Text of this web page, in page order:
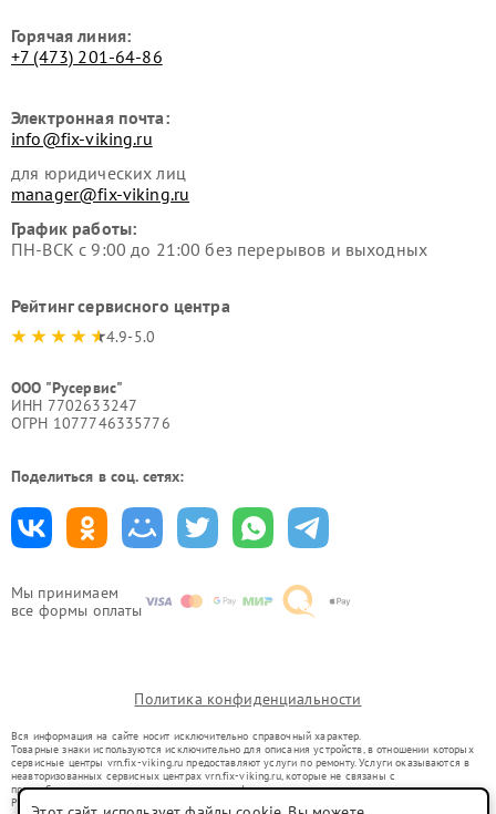
Мы принимаем
все формы оплаты
Горячая линия:
+7 (473) 201-64-86
Электронная почта:
info@fix-viking.ru
для юридических лиц
manager@fix-viking.ru
График работы:
ПН-ВСК с 9:00 до 21:00 без перерывов и выходных
Рейтинг сервисного центра
4.9-5.0
ООО "Русервис"
ИНН 7702633247
ОГРН 1077746335776
Поделиться в соц. сетях:
Политика конфиденциальности
Вся информация на сайте носит исключительно справочный характер.
Товарные знаки используются исключительно для описания устройств, в отношении которых
сервисные центры vrn.fix-viking.ru предоставляют услуги по ремонту. Услуги оказываются в
неавторизованных сервисных центрах vrn.fix-viking.ru, которые не связаны с
правообладателями товарных знаков или их официальными представителями.
Ремонт осуществляется для устройств, уже введенных в гражданский оборот в соответствии